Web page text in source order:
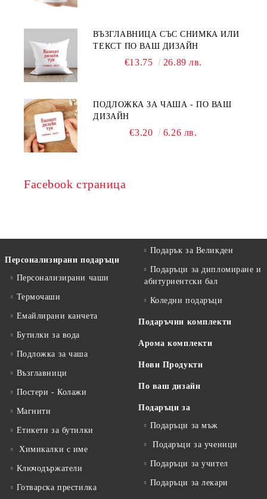
ВЪЗГЛАВНИЦА СЪС СНИМКА ИЛИ
ТЕКСТ ПО ВАШ ДИЗАЙН
€13.75 26.89 лв.
ПОДЛОЖКА ЗА ЧАША - ПО ВАШ
ДИЗАЙН
€3.20 6.26 лв.
Facebook страница
Персонализирани подаръци
Персонализирани чаши
Термочаши
Емайлирани канчета
Бутилки за вода
Подложка за чаша
Възглавници
Постери - Колажи
Магнити
Етикети за бутилки
Химикалки с име
Ключодържатели
Готварска престилка
Подарък за Великден
Подаръци за дипломиране и
абитуриентски бал
Коледни подаръци
Подаръчни комплекти
Арома комплекти
Нови Продукти
По ваш дизайн
Подаръци за
Подаръци за мъж
Подаръци за ученици
Подаръци за учител
Подаръци за лекари